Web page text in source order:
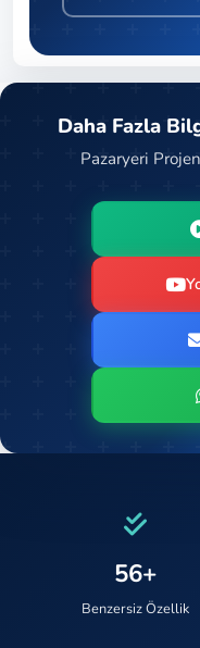
Daha Fazla
Pazaryeri
56+
Benzersiz Özellik